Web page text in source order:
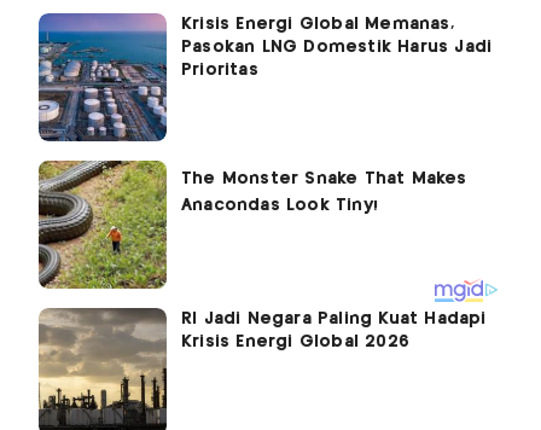
Krisis Energi Global Memanas,
Pasokan LNG Domestik Harus Jadi
Prioritas
RI Jadi Negara Paling Kuat Hadapi
Krisis Energi Global 2026